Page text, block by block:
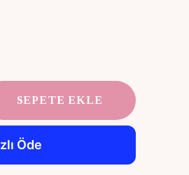
SEPETE EKLE